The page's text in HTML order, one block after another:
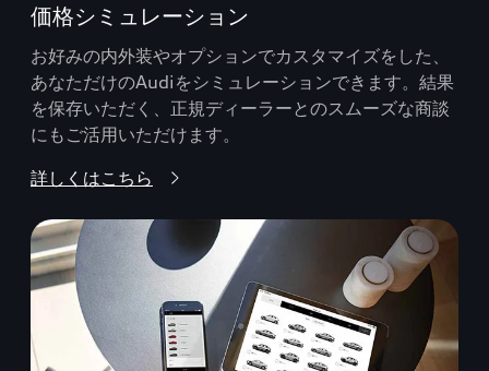
価格シミュレーション
お好みの内外装やオプションでカスタマイズをした、
あなただけのAudiをシミュレーションできます。結果
を保存いただく、正規ディーラーとのスムーズな商談
にもご活用いただけます。
詳しくはこちら